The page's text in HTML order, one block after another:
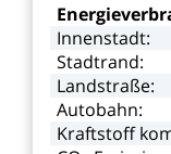
Innenstadt:
Stadtrand:
Landstraße:
Autobahn:
Kraftstoff